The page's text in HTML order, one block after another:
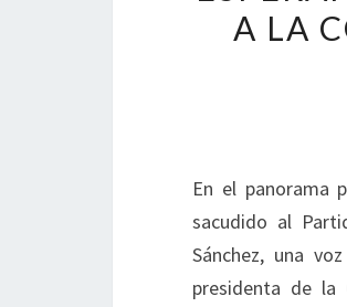
A LA
En el panorama
sacudido al
Sánchez, una
presidenta de la